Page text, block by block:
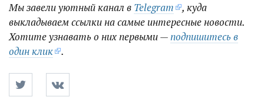
Мы завели уютный канал в Telegram
, куда
выкладываем ссылки на самые интересные новости.
Хотите узнавать о них первыми —подпишитесь в
один клик
.